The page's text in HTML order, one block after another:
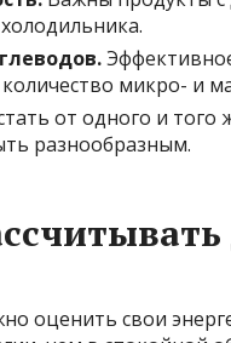
микро- и
от одного и
разнообразным.
оценить свои